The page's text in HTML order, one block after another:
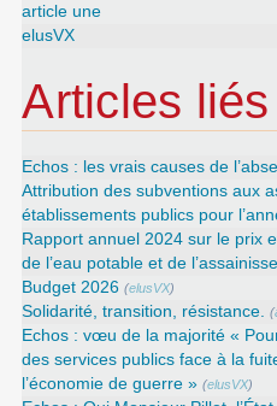
article une
elusVX
Articles liés
Echos : les vrais causes de
Attribution des subventions aux
établissements publics pour
Rapport annuel 2024 sur le prix
de l’eau potable et de
Budget 2026 (elusVX)
Solidarité, transition, résistance. (
Echos : vœu de la majorité «
des services publics face à la
l’économie de guerre » (elusVX)